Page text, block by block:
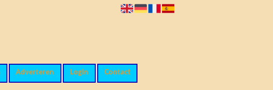
Adverteren Login Contact